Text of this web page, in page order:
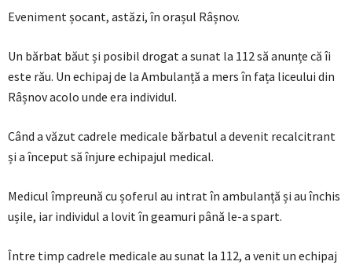
Eveniment șocant, astăzi, în orașul Râșnov.
Un bărbat băut și posibil drogat a sunat la 112 să anunțe că îi
este rău. Un echipaj de la Ambulanță a mers în fața liceului din
Râșnov acolo unde era individul.
Când a văzut cadrele medicale bărbatul a devenit recalcitrant
și a început să înjure echipajul medical.
Medicul împreună cu șoferul au intrat în ambulanță și au închis
ușile, iar individul a lovit în geamuri până le-a spart.
Între timp cadrele medicale au sunat la 112, a venit un echipaj